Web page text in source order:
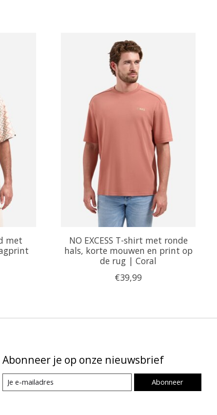
met
NO EXCESS T-shirt met ronde
hals, korte mouwen en print op
de rug | Coral
€39,99
Abonneer je op onze nieuwsbrief
Abonneer